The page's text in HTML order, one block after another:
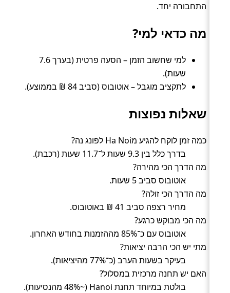
התחבורה יחד.
מה כדאי למי?
למי שחשוב הזמן – הסעה פרטית (בערך 7.6
שעות).
לתקציב מוגבל – אוטובוס (סביב 84 ₪ בממוצע).
שאלות נפוצות
כמה זמן לוקח להגיע מHa Noi לפונג נה?
בדרך כלל בין 9.3 שעות ל־11.7 שעות (רכבת).
מה הדרך הכי מהירה?
אוטובוס סביב 5 שעות.
מה הדרך הכי זולה?
מחיר רצפה סביב 41 ₪ באוטובוס.
מה הכי מבוקש כרגע?
אוטובוס עם כ־85% מההזמנות בחודש האחרון.
מתי יש הכי הרבה יציאות?
בעיקר בשעות הערב (כ־77% מהיציאות).
האם יש תחנה מרכזית במסלול?
בולטת במיוחד תחנת Hanoi (~48% מהנסיעות).